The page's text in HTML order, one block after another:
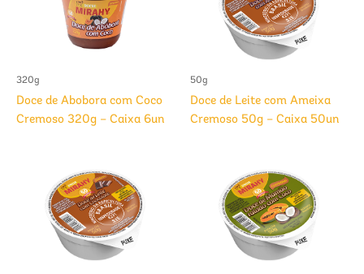
320g
Doce de Abobora com Coco
Cremoso 320g – Caixa 6un
50g
Doce de Leite com Ameixa
Cremoso 50g – Caixa 50un